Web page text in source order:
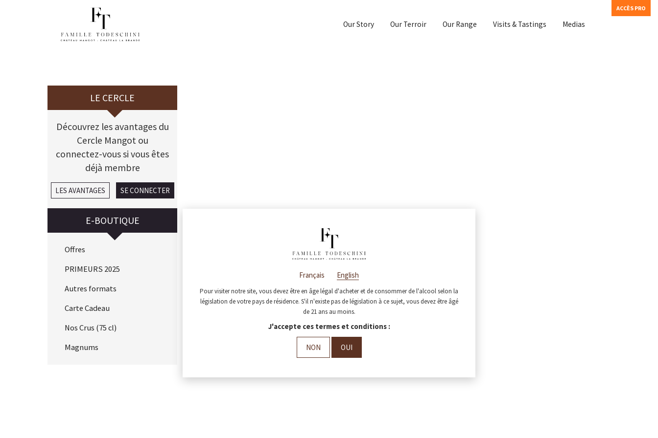
Our Story Our Terroir Our Range Visits & Tastings Medias
ACCÈS PRO
LE CERCLE
Découvrez les avantages du
Cercle Mangot ou
connectez-vous si vous êtes
déjà membre
LES AVANTAGES SE CONNECTER
E-BOUTIQUE
Offres
PRIMEURS 2025
Autres formats
Carte Cadeau
Nos Crus (75 cl)
Magnums
Français English
Pour visiter notre site, vous devez être en âge légal d'acheter et de consommer de l'alcool selon la
législation de votre pays de résidence. S'il n'existe pas de législation à ce sujet, vous devez être âgé
de 21 ans au moins.
J'accepte ces termes et conditions :
NON OUI